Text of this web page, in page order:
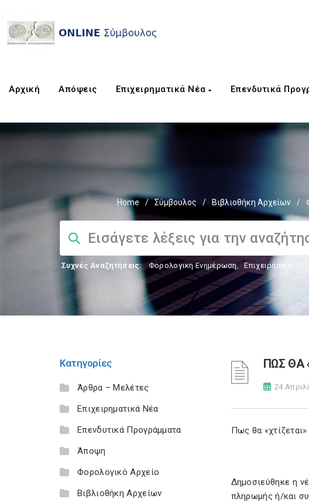
Αρχική Απόψεις Επιχειρηματικά Νέα Επενδυτικά
Home / Σύμβουλος / Βιβλιοθήκη Αρχείων /
Συχνές Αναζητήσεις: Φορολογικη Ενημέρωση, Επιχειρήσεις
Κατηγορίες
Άρθρα – Μελέτες
Επιχειρηματικά Νέα
Επενδυτικά Προγράμματα
Άποψη
Φορολογικό Αρχείο
Βιβλιοθήκη Αρχείων
ΠΩΣ ΘΑ
24
Πως θα
Δημοσιεύθηκε η
πληρωμής ή/και